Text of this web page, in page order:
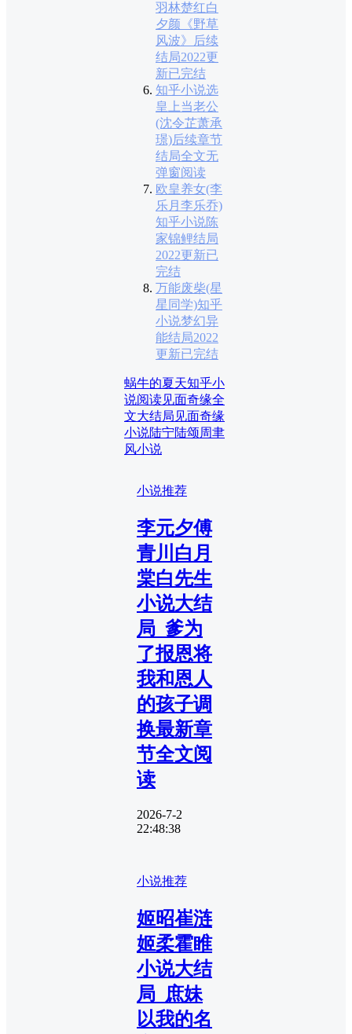
羽林楚红白
夕颜《野草
风波》后续
结局2022更
新已完结
知乎小说选
皇上当老公
(沈令芷萧承
璟)后续章节
结局全文无
弹窗阅读
欧皇养女(李
乐月李乐乔)
知乎小说陈
家锦鲤结局
2022更新已
完结
万能废柴(星
星同学)知乎
小说梦幻异
能结局2022
更新已完结
蜗牛的夏天知乎小
说阅读见面奇缘全
文大结局 见面奇缘
小说陆宁陆颂周聿
风小说
小说推荐
李元夕傅
青川白月
棠白先生
小说大结
局_爹为
了报恩将
我和恩人
的孩子调
换最新章
节全文阅
读
2026-7-2
22:48:38
小说推荐
姬昭崔涟
姬柔霍睢
小说大结
局_庶妹
以我的名